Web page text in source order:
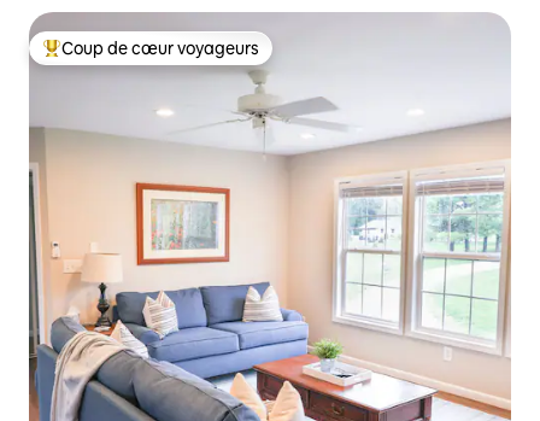
Coups de cœur voyageurs les plus appréciés
Coup de cœur voyageurs